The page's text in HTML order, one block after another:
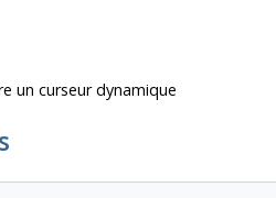
un curseur dynamique